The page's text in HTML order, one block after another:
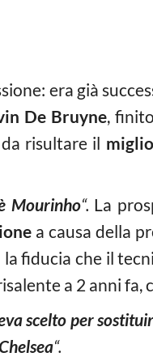
era già
De Bruyne,
risultare il
Mourinho“. La
a causa della
fiducia che il
a 2 anni fa,
scelto per
“.